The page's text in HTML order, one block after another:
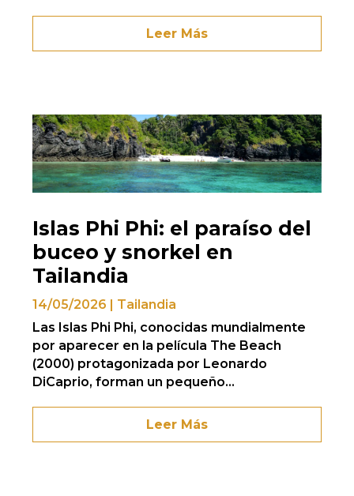
Leer Más
Islas Phi Phi: el paraíso del
buceo y snorkel en
Tailandia
14/05/2026
Tailandia
Las Islas Phi Phi, conocidas mundialmente
por aparecer en la película The Beach
(2000) protagonizada por Leonardo
DiCaprio, forman un pequeño...
Leer Más